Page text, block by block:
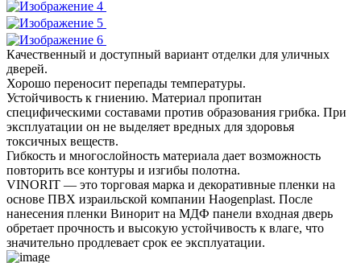
Качественный и доступный вариант отделки для уличных
дверей.
Хорошо переносит перепады температуры.
Устойчивость к гниению. Материал пропитан
специфическими составами против образования грибка. При
эксплуатации он не выделяет вредных для здоровья
токсичных веществ.
Гибкость и многослойность материала дает возможность
повторить все контуры и изгибы полотна.
VINORIT — это торговая марка и декоративные пленки на
основе ПВХ израильской компании Haogenplast. После
нанесения пленки Винорит на МДФ панели входная дверь
обретает прочность и высокую устойчивость к влаге, что
значительно продлевает срок ее эксплуатации.